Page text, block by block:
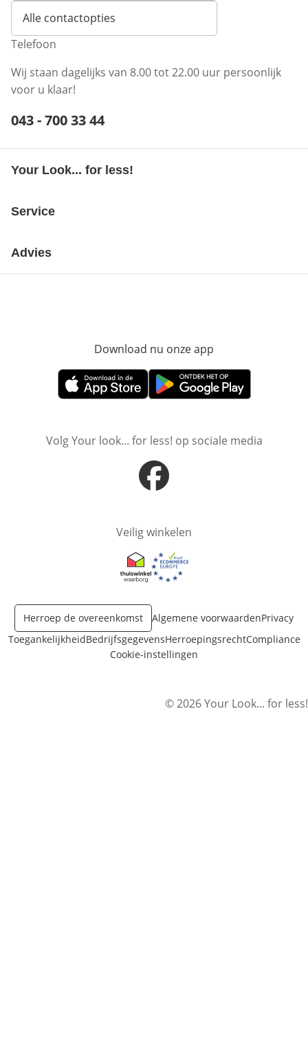
Alle contactopties
Telefoon
Wij staan dagelijks van 8.00 tot 22.00 uur persoonlijk
voor u klaar!
Telefoonnummer:
043 - 700 33 44
Your Look... for less!
Service
Advies
Download nu onze app
Opent in nieuw vensterOpent in nieuw venster
Volg Your look... for less! op sociale media
Opent in nieuw venster
Veilig winkelen
Opent in nieuw venster
Opent in nieuw venster
Herroep de overeenkomst Algemene voorwaardenPrivacy
ToegankelijkheidBedrijfsgegevensHerroepingsrechtCompliance
Cookie-instellingen
© 2026 Your Look... for less!